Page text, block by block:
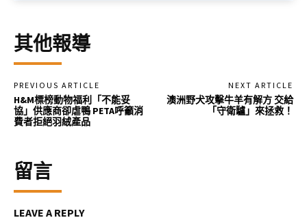
其他報導
PREVIOUS ARTICLE
H&M標榜動物福利「不能妥
協」供應商卻虐鴨 PETA呼籲消
費者拒絕羽絨產品
NEXT ARTICLE
澳洲野犬攻擊牛羊有解方 交給
「守衛驢」來拯救！
留言
LEAVE A REPLY